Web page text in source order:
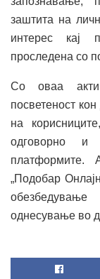
заштита на
интерес кај
проследена со
Со оваа
посветеност
на
одговорно и
платформите.
„Подобар
однесување во